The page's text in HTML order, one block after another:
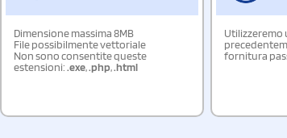
Dimensione massima 8MB
File possibilmente vettoriale
Non sono consentite queste
estensioni:.exe,.php,.html
Utilizzeremo
fornitura